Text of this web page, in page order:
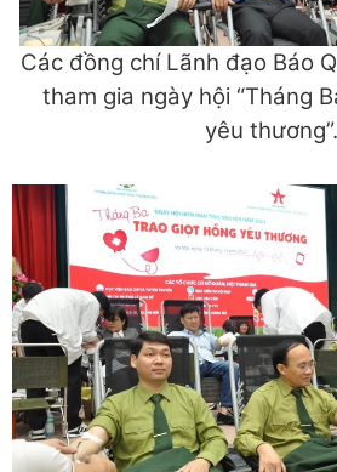
Các đồng chí Lãnh đạo Báo
tham gia ngày hội “Tháng
yêu thương”.